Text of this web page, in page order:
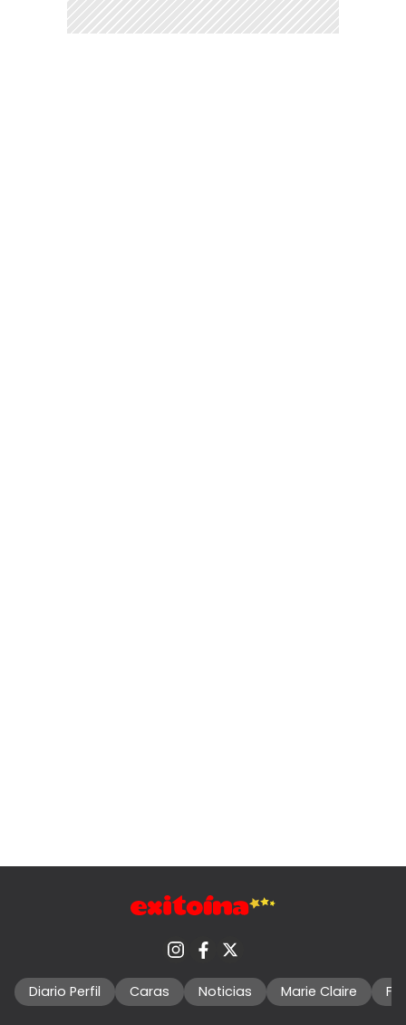
Diario Perfil Caras Noticias Marie Claire